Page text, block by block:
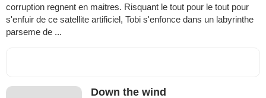
corruption regnent en maitres. Risquant le tout pour le tout pour
s'enfuir de ce satellite artificiel, Tobi s'enfonce dans un labyrinthe
parseme de ...
Down the wind